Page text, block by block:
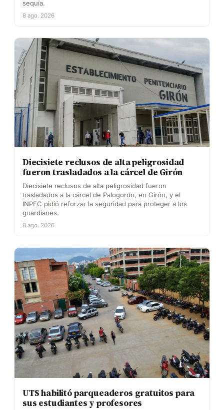
sequía.
8 ago. 2026
Diecisiete reclusos de alta peligrosidad
fueron trasladados a la cárcel de Girón
Diecisiete reclusos de alta peligrosidad fueron
trasladados a la cárcel de Palogordo, en Girón, y el
INPEC pidió reforzar la seguridad para proteger a los
guardianes.
8 ago. 2026
UTS habilitó parqueaderos gratuitos para
sus estudiantes y profesores